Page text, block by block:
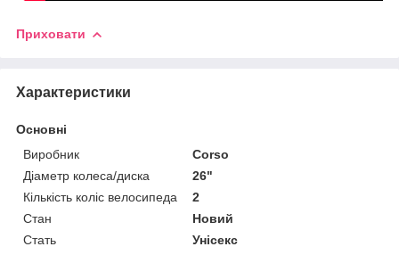
Приховати
Характеристики
Основні
Виробник
Corso
Діаметр колеса/диска
26"
Кількість коліс велосипеда
2
Стан
Новий
Стать
Унісекс